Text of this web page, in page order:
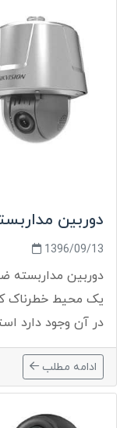
دوربین
1396/09/13
دوربین مداربسته
یک محیط خطرناک
در آن وجود دارد
ادامه مطلب